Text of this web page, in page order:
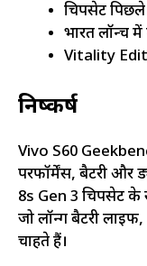
चिपसेट पिछले
भारत लॉन्च में
Vitality
निष्कर्ष
Vivo S60
परफॉर्मेंस, बैटरी और
8s Gen 3 चिपसेट के
जो लॉन्ग बैटरी
चाहते हैं।